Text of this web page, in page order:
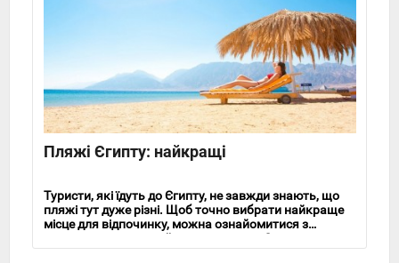
Пляжі Єгипту: найкращі
Туристи, які їдуть до Єгипту, не завжди знають, що
пляжі тут дуже різні. Щоб точно вибрати найкраще
місце для відпочинку, можна ознайомитися з
коротким описом найкращих пляжів Єгипту.